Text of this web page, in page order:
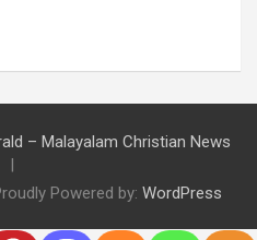
– Malayalam Christian News
Powered by: WordPress